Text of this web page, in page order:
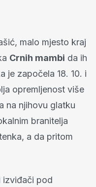
malo mjesto kraj
Crnih mambi da ih
je započela 18. 10. i
opremljenost više
na njihovu glatku
branitelja
a da pritom
izviđači pod